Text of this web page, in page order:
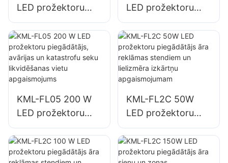
LED prožektoru
piegādātājs ēku
fasādēm un
būvlaukumu
apgaismojumam
LED prožektoru
piegādātājs
autostāvvietu un
noliktavu
apgaismojumam
KML-FL05 200 W
LED prožektoru
piegādātājs,
avārijas un
katastrofu seku
KML-FL2C 50W
LED prožektoru
piegādātājs āra
reklāmas stendiem
un lielizmēra